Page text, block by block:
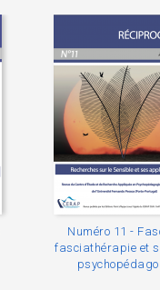
Numéro 11 -
fasciathérapie et